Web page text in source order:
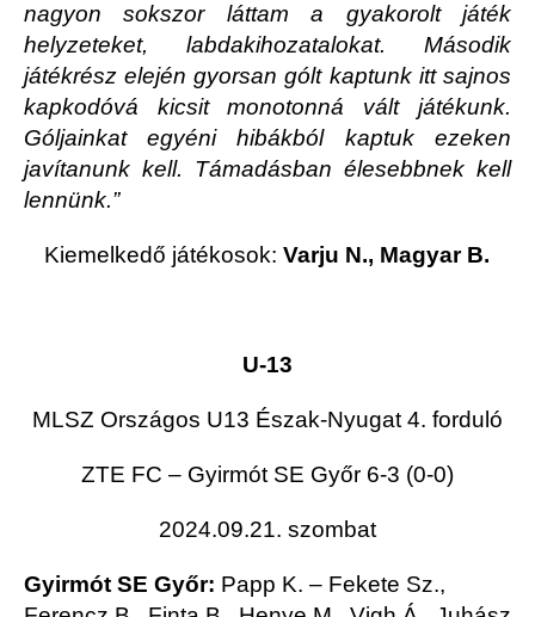
nagyon sokszor láttam a gyakorolt játék
helyzeteket, labdakihozatalokat. Második
játékrész elején gyorsan gólt kaptunk itt sajnos
kapkodóvá kicsit monotonná vált játékunk.
Góljainkat egyéni hibákból kaptuk ezeken
javítanunk kell. Támadásban élesebbnek kell
lennünk.”
Kiemelkedő játékosok:Varju N., Magyar B.
U-13
MLSZ Országos U13 Észak-Nyugat 4. forduló
ZTE FC – Gyirmót SE Győr 6-3 (0-0)
2024.09.21. szombat
Gyirmót SE Győr: Papp K. – Fekete Sz.,